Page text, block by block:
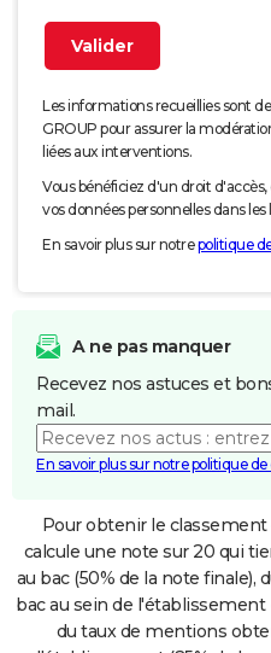
Les informations recueillies sont
GROUP pour assurer la
liées aux interventions.
Vous bénéficiez d'un droit
vos données personnelles dans les
En savoir plus sur notrepolitique
A ne pas manquer
Recevez nos astuces et
mail.
En savoir plus sur notre politique
Pour obtenir le
calcule une note sur 20 qui
au bac (50% de la note finale),
bac au sein de l'établissement
du taux de mentions